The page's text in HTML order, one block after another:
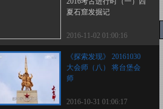
夏石窟发掘记
2016-11-02 01:00:16
《探索发现》 20161030
大会师（八） 将台堡会
师
2016-10-31 01:06:17